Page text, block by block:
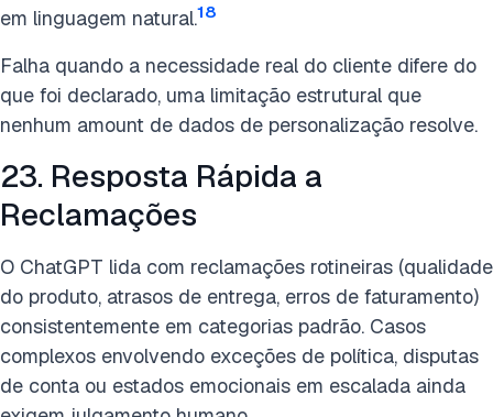
em linguagem natural.18
Falha quando a necessidade real do cliente difere do
que foi declarado, uma limitação estrutural que
nenhum amount de dados de personalização resolve.
23. Resposta Rápida a
Reclamações
O ChatGPT lida com reclamações rotineiras (qualidade
do produto, atrasos de entrega, erros de faturamento)
consistentemente em categorias padrão. Casos
complexos envolvendo exceções de política, disputas
de conta ou estados emocionais em escalada ainda